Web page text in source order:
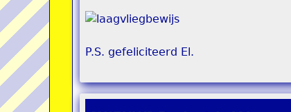
P.S. gefeliciteerd El.